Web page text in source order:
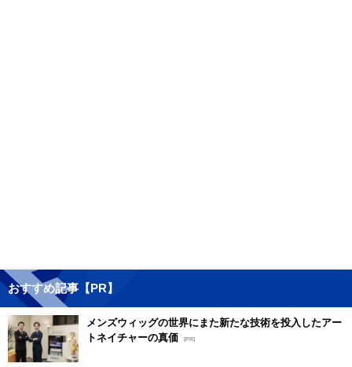
おすすめ記事【PR】
メンズウィッグの世界にまた新たな技術を投入したアー
トネイチャーの真価 [PR]